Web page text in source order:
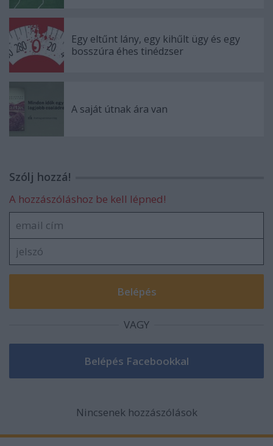
Egy eltűnt lány, egy kihűlt ügy és egy
bosszúra éhes tinédzser
A saját útnak ára van
Szólj hozzá!
A hozzászóláshoz be kell lépned!
VAGY
Nincsenek hozzászólások